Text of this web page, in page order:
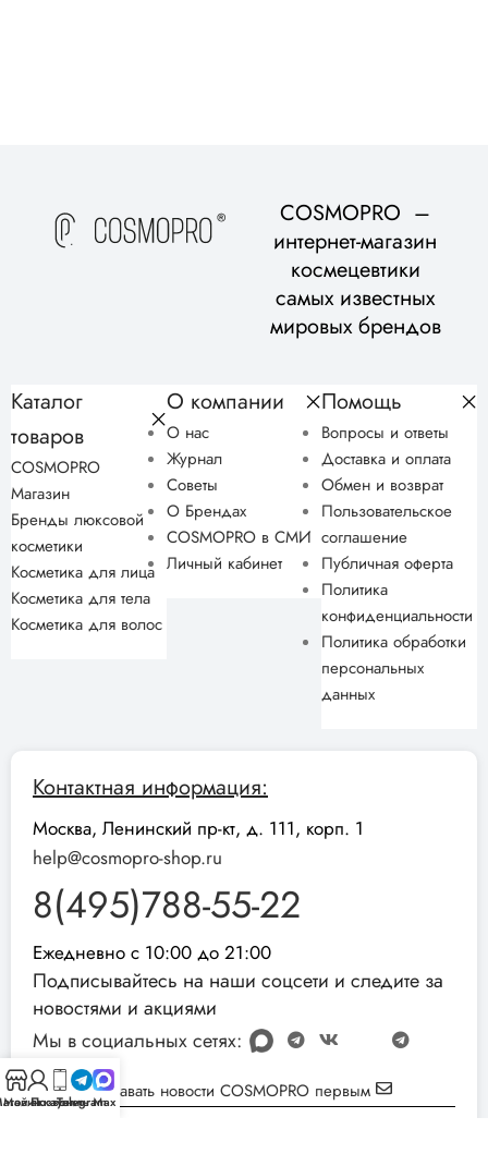
COSMOPRO –
интернет-магазин
космецевтики
самых известных
мировых брендов
Каталог
товаров
COSMOPRO
Магазин
Бренды люксовой
косметики
Косметика для лица
Косметика для тела
Косметика для волос
О компании
О нас
Журнал
Советы
О Брендах
COSMOPRO в СМИ
Личный кабинет
Помощь
Вопросы и ответы
Доставка и оплата
Обмен и возврат
Пользовательское
соглашение
Публичная оферта
Политика
конфиденциальности
Политика обработки
персональных
данных
Контактная информация:
Москва, Ленинский пр-кт, д. 111, корп. 1
help@cosmopro-shop.ru
8(495)788-55-22
Ежедневно с 10:00 до 21:00
Подписывайтесь на наши соцсети и следите за
новостями и акциями
Мы в социальных сетях:
Узнавать новости COSMOPRO первым
Мой аккаунт
Позвонить
Telegram
Max